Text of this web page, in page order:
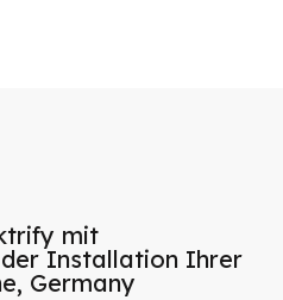
mit
Installation Ihrer
Germany